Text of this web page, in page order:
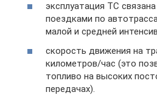
эксплуатация ТС
поездками по
малой и средней
скорость движения на
километров/час (это
топливо на высоких
передачах).